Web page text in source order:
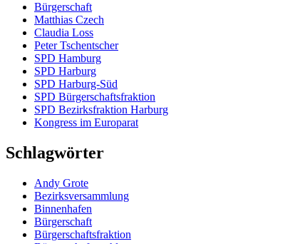
Bürgerschaft
Matthias Czech
Claudia Loss
Peter Tschentscher
SPD Hamburg
SPD Harburg
SPD Harburg-Süd
SPD Bürgerschaftsfraktion
SPD Bezirksfraktion Harburg
Kongress im Europarat
Schlagwörter
Andy Grote
Bezirksversammlung
Binnenhafen
Bürgerschaft
Bürgerschaftsfraktion